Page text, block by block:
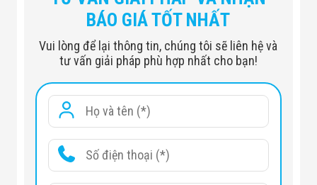
BÁO GIÁ TỐT NHẤT
Vui lòng để lại thông tin, chúng tôi sẽ liên hệ và
tư vấn giải pháp phù hợp nhất cho bạn!